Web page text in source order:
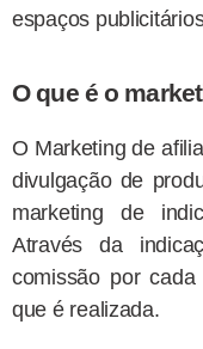
espaços
O que é o
O Marketing de
divulgação de
marketing de
Através da
comissão por
que é realizada.